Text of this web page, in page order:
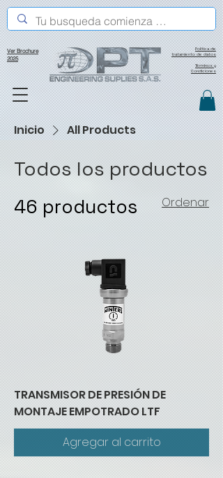
Política de
tratamiento de datos
Ver Brochure
2025
Términos y
Condiciones
Inicio All Products
Todos los productos
46 productos Ordenar
TRANSMISOR DE PRESIÓN DE
MONTAJE EMPOTRADO LTF
Agregar al carrito